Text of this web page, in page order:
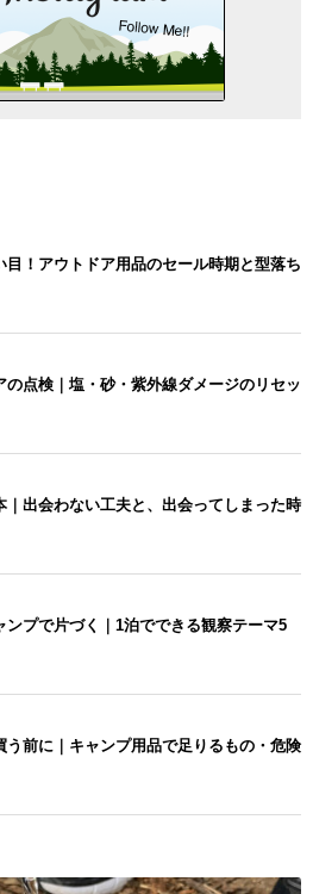
目！アウトドア用品のセール時期と型落ち
の点検｜塩・砂・紫外線ダメージのリセッ
｜出会わない工夫と、出会ってしまった時
ンプで片づく｜1泊でできる観察テーマ5
う前に｜キャンプ用品で足りるもの・危険